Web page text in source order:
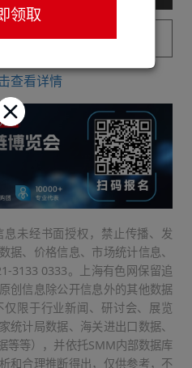
户请登录
查看详情
未经书面授权，禁止传播、发
据、价格信息、市场统计信息、
3133 0333。上海有色网保留追
创信息除公开信息外的其他数据
限于行业新闻、研讨会、展览
统计局数据、海关进出口数据、
等等），并依托SMM内部数据库
和合理推断得出，仅供参考，不
领取